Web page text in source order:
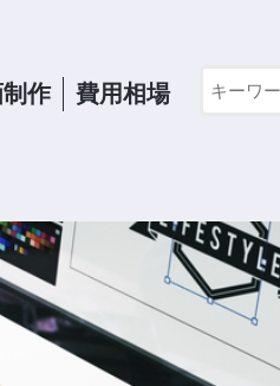
作 費用相場